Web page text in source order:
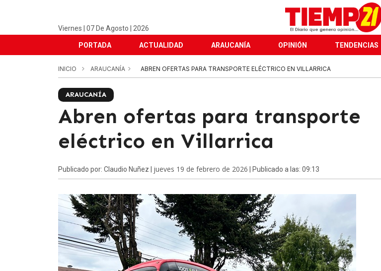
Viernes | 07 De Agosto | 2026
PORTADA ACTUALIDAD ARAUCANÍA OPINIÓN TENDENCIAS
INICIO ARAUCANÍA ABREN OFERTAS PARA TRANSPORTE ELÉCTRICO EN VILLARRICA
ARAUCANÍA
Abren ofertas para transporte
eléctrico en Villarrica
Publicado por: Claudio Nuñez | jueves 19 de febrero de 2026 | Publicado a las: 09:13